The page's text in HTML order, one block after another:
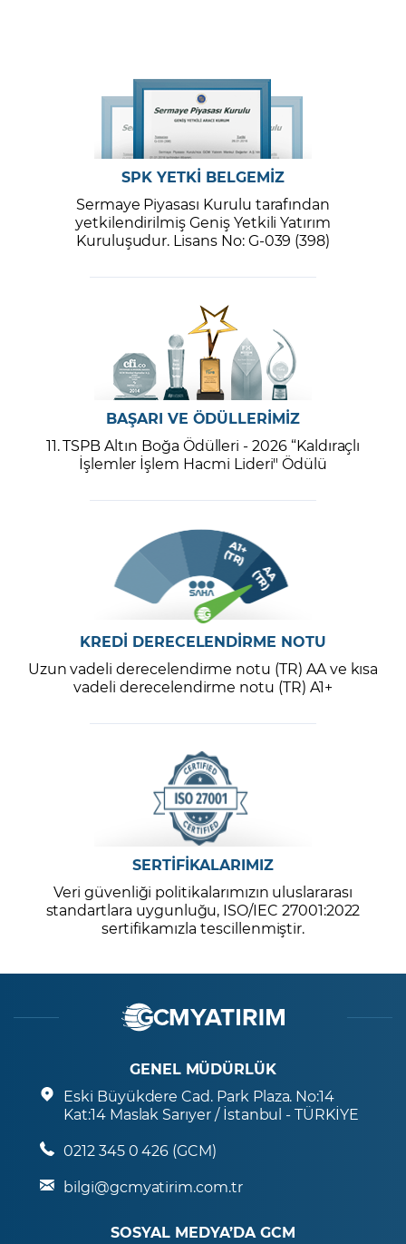
SPK YETKİ BELGEMİZ
Sermaye Piyasası Kurulu tarafından
yetkilendirilmiş Geniş Yetkili Yatırım
Kuruluşudur. Lisans No: G-039 (398)
BAŞARI VE ÖDÜLLERİMİZ
11. TSPB Altın Boğa Ödülleri - 2026 “Kaldıraçlı
İşlemler İşlem Hacmi Lideri" Ödülü
KREDİ DERECELENDİRME NOTU
Uzun vadeli derecelendirme notu (TR) AA ve kısa
vadeli derecelendirme notu (TR) A1+
SERTİFİKALARIMIZ
Veri güvenliği politikalarımızın uluslararası
standartlara uygunluğu, ISO/IEC 27001:2022
sertifikamızla tescillenmiştir.
GENEL MÜDÜRLÜK
Eski Büyükdere Cad. Park Plaza. No:14
Kat:14 Maslak Sarıyer / İstanbul - TÜRKİYE
0212 345 0 426 (GCM)
bilgi@gcmyatirim.com.tr
SOSYAL MEDYA’DA GCM